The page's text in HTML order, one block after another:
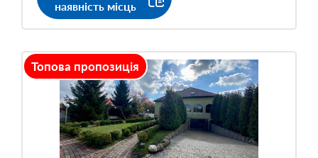
наявність місць
Топова пропозиція